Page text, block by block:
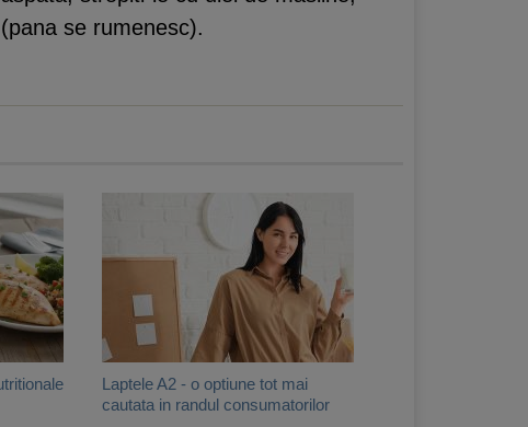
se rumenesc).
Laptele A2 - o optiune tot mai
cautata in randul consumatorilor